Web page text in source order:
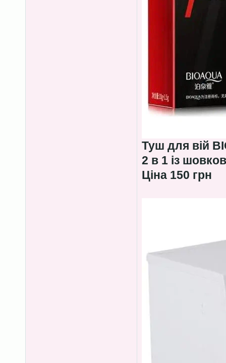
Туш для вій
2 в 1 із
Ціна 150 грн